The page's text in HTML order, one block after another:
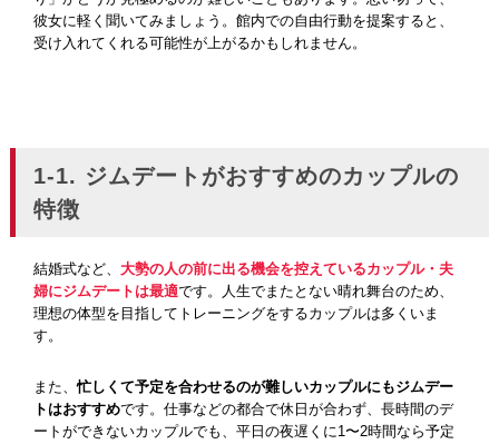
彼女に軽く聞いてみましょう。館内での自由行動を提案すると、
受け入れてくれる可能性が上がるかもしれません。
1-1. ジムデートがおすすめのカップルの
特徴
結婚式など、大勢の人の前に出る機会を控えているカップル・夫
婦にジムデートは最適です。人生でまたとない晴れ舞台のため、
理想の体型を目指してトレーニングをするカップルは多くいま
す。
また、忙しくて予定を合わせるのが難しいカップルにもジムデー
トはおすすめです。仕事などの都合で休日が合わず、長時間のデ
ートができないカップルでも、平日の夜遅くに1〜2時間なら予定